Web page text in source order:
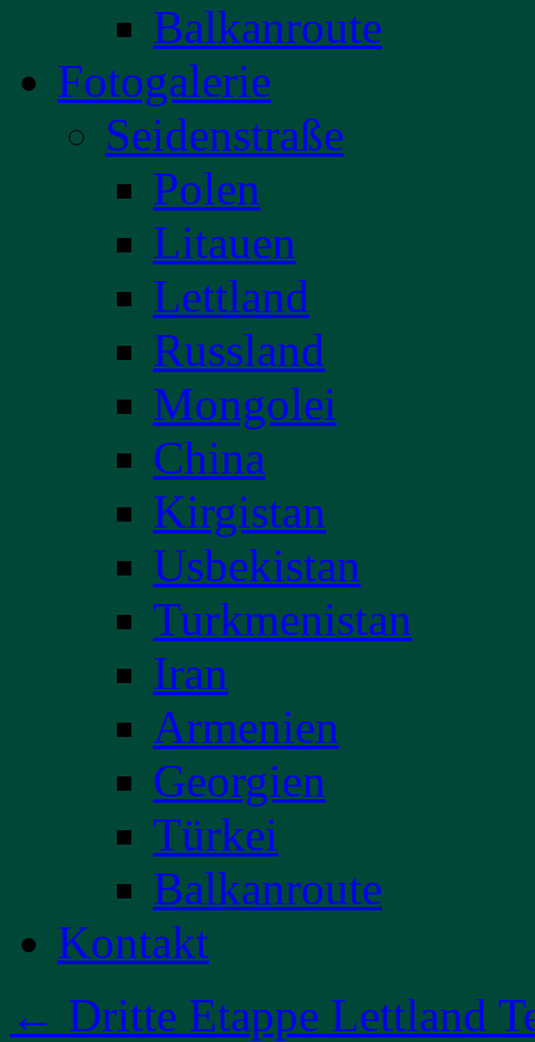
Balkanroute
Fotogalerie
Seidenstraße
Polen
Litauen
Lettland
Russland
Mongolei
China
Kirgistan
Usbekistan
Turkmenistan
Iran
Armenien
Georgien
Türkei
Balkanroute
Kontakt
← Dritte Etappe Lettland